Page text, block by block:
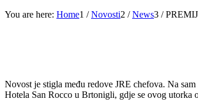
You are here: Home1 / Novosti2 / News3 /
Novost je stigla među redove JRE chefova. Na
Hotela San Rocco u Brtonigli, gdje se ovog utorka